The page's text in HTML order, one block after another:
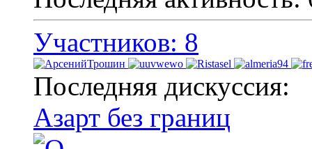
Участников: 8
Последняя дискуссия:
Азарт без границ